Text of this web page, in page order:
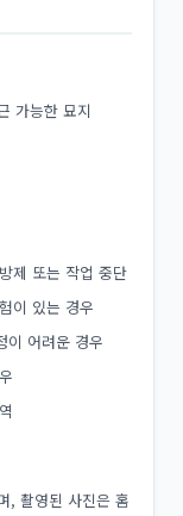
가능한 묘지
제 또는 작업 중단
이 있는 경우
이 어려운 경우
, 촬영된 사진은 홈